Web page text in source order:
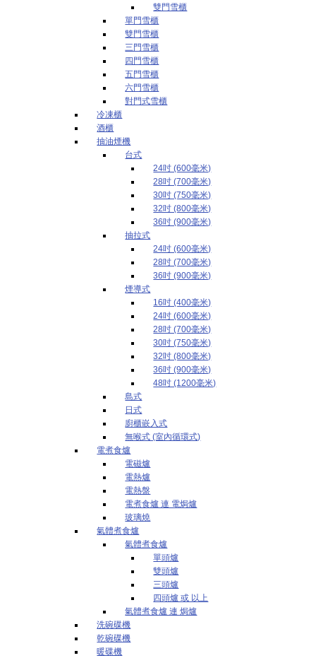
雙門雪櫃
單門雪櫃
雙門雪櫃
三門雪櫃
四門雪櫃
五門雪櫃
六門雪櫃
對門式雪櫃
冷凍櫃
酒櫃
抽油煙機
台式
24吋 (600毫米)
28吋 (700毫米)
30吋 (750毫米)
32吋 (800毫米)
36吋 (900毫米)
抽拉式
24吋 (600毫米)
28吋 (700毫米)
36吋 (900毫米)
煙導式
16吋 (400毫米)
24吋 (600毫米)
28吋 (700毫米)
30吋 (750毫米)
32吋 (800毫米)
36吋 (900毫米)
48吋 (1200毫米)
島式
日式
廚櫃嵌入式
無喉式 (室內循環式)
電煮食爐
電磁爐
電熱爐
電熱盤
電煮食爐 連 電焗爐
玻璃燒
氣體煮食爐
氣體煮食爐
單頭爐
雙頭爐
三頭爐
四頭爐 或 以上
氣體煮食爐 連 焗爐
洗碗碟機
乾碗碟機
暖碟機